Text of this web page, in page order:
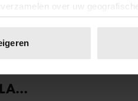
verzamelen over uw
identificeren door het actief
moment wijzigen of intrekken
om content en advertenties
Ook delen we